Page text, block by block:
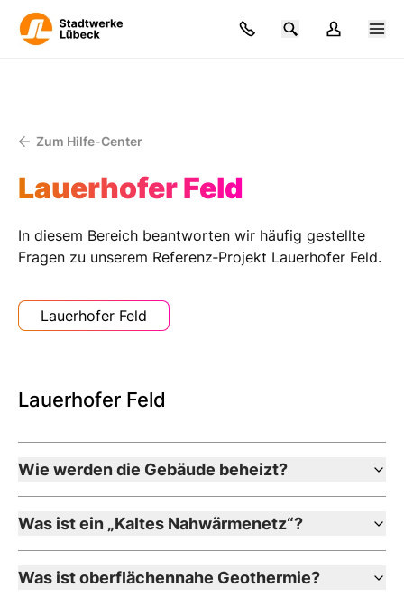
Zum Hilfe-Center
Lauerhofer Feld
In diesem Bereich beantworten wir häufig gestellte
Fragen zu unserem Referenz‑Projekt Lauerhofer Feld.
Lauerhofer Feld
Lauerhofer Feld
Wie werden die Gebäude beheizt?
Was ist ein „Kaltes Nahwärmenetz“?
Was ist oberflächennahe Geothermie?